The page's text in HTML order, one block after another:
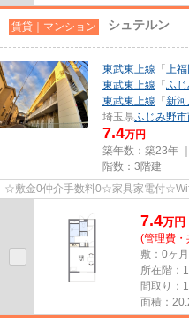
賃貸｜マンション シュテルン
東武東上線 「 上福
東武東上線 「 ふ
東武東上線 「 新
埼玉県ふじみ野市
7.4万円
築年数：築23年
階数：3階建
☆敷金0仲介手数料0☆家具家電付
7.4万円
(管理費
敷：0ヶ
所在階：
間取り：
面積：